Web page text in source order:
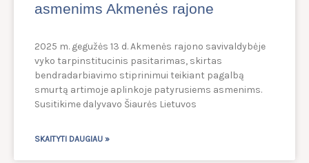
asmenims Akmenės rajone
2025 m. gegužės 13 d. Akmenės rajono savivaldybėje
vyko tarpinstitucinis pasitarimas, skirtas
bendradarbiavimo stiprinimui teikiant pagalbą
smurtą artimoje aplinkoje patyrusiems asmenims.
Susitikime dalyvavo Šiaurės Lietuvos
SKAITYTI DAUGIAU »